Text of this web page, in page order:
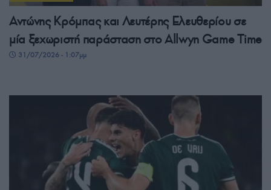
Αντώνης Κρόμπας και Λευτέρης Ελευθερίου σε
μία ξεχωριστή παράσταση στο Allwyn Game Time
31/07/2026 - 1:07μμ